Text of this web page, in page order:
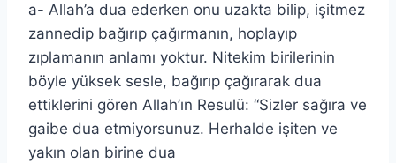
a- Allah’a dua ederken onu uzakta bilip, işitmez
zannedip bağırıp çağırmanın, hoplayıp
zıplamanın anlamı yoktur. Nitekim birilerinin
böyle yüksek sesle, bağırıp çağırarak dua
ettiklerini gören Allah’ın Resulü: “Sizler sağıra ve
gaibe dua etmiyorsunuz. Herhalde işiten ve
yakın olan birine dua